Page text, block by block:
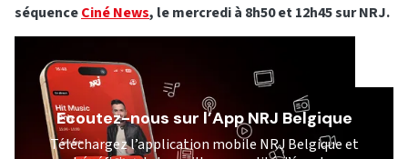
séquenceCiné News, le mercredi à 8h50 et 12h45 sur NRJ.
Ecoutez-nous sur l’App NRJ Belgique
Téléchargez l’application mobile NRJ Belgique et